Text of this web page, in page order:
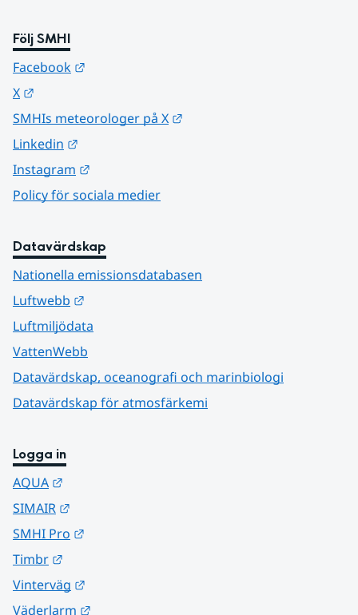
Följ SMHI
Facebook
X
SMHIs meteorologer på X
Linkedin
Instagram
Policy för sociala medier
Datavärdskap
Nationella emissionsdatabasen
Luftwebb
Luftmiljödata
VattenWebb
Datavärdskap, oceanografi och marinbiologi
Datavärdskap för atmosfärkemi
Logga in
AQUA
SIMAIR
SMHI Pro
Timbr
Vinterväg
Väderlarm